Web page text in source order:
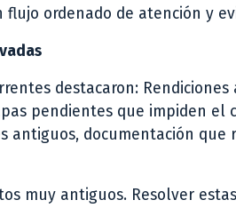
flujo ordenado de atención y
destacaron:
pendientes que impiden el
antiguos, documentación
muy antiguos. Resolver